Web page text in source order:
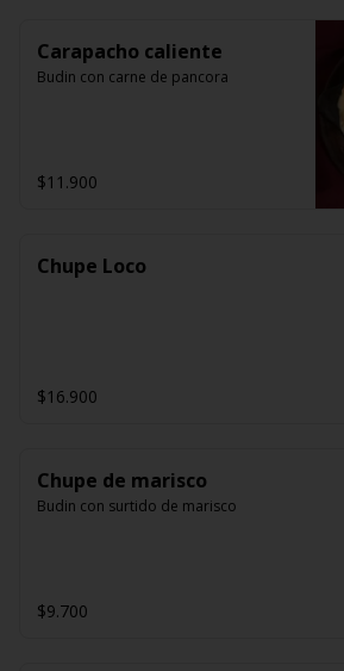
Carapacho caliente
Budin con carne de pancora
$11.900
Chupe Loco
$16.900
Chupe de marisco
Budin con surtido de marisco
$9.700